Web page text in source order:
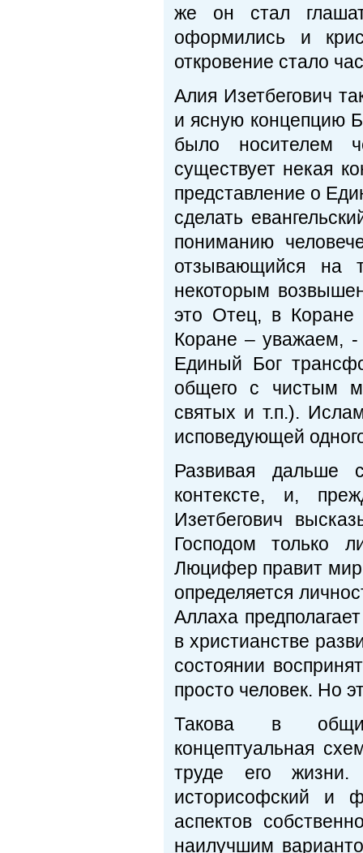
же он стал
оформились и
откровение стало
Алия Изетбегович
и ясную концепцию
было носителем
существует некая
представление о
сделать
пониманию
отзывающийся на
некоторым
это Отец, в
Коране – уважаем, -
Единый Бог
общего с чистым
святых и т.п.).
исповедующей
Развивая дальше
контексте, и,
Изетбегович
Господом только
Люцифер правит
определяется
Аллаха
в христианстве
состоянии
просто человек. Но
Такова в общих
концептуальная
труде его жизни.
историсофский и
аспектов
наилучшим